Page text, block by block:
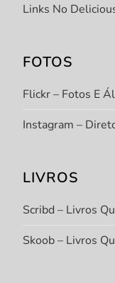
Links No
FOTOS
Flickr – Fotos E
Instagram –
LIVROS
Scribd – Livros
Skoob – Livros